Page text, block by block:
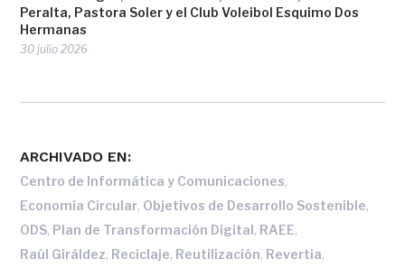
Peralta, Pastora Soler y el Club Voleibol Esquimo Dos
Hermanas
30 julio 2026
ARCHIVADO EN:
Centro de Informática y Comunicaciones,
Economía Circular, Objetivos de Desarrollo Sostenible,
ODS, Plan de Transformación Digital, RAEE,
Raúl Giráldez, Reciclaje, Reutilización, Revertia,